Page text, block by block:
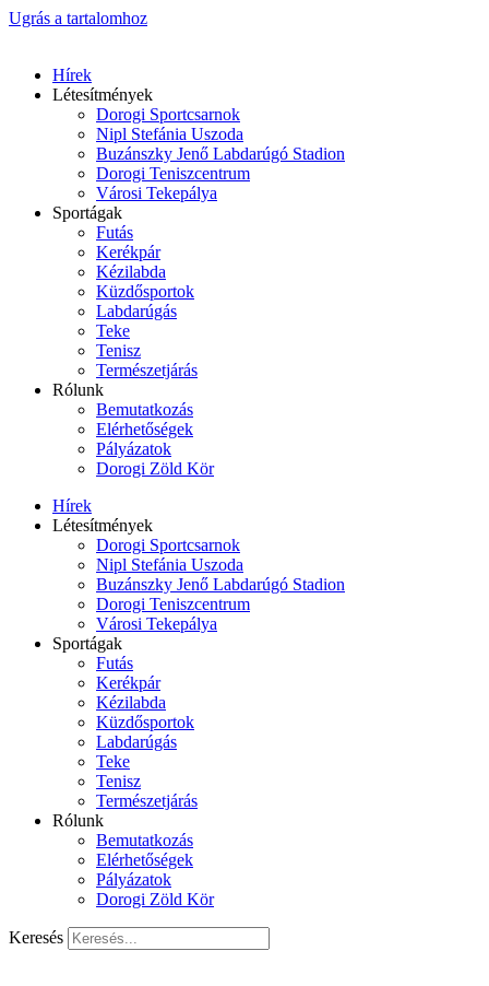
Ugrás a tartalomhoz
Hírek
Létesítmények
Dorogi Sportcsarnok
Nipl Stefánia Uszoda
Buzánszky Jenő Labdarúgó Stadion
Dorogi Teniszcentrum
Városi Tekepálya
Sportágak
Futás
Kerékpár
Kézilabda
Küzdősportok
Labdarúgás
Teke
Tenisz
Természetjárás
Rólunk
Bemutatkozás
Elérhetőségek
Pályázatok
Dorogi Zöld Kör
Hírek
Létesítmények
Dorogi Sportcsarnok
Nipl Stefánia Uszoda
Buzánszky Jenő Labdarúgó Stadion
Dorogi Teniszcentrum
Városi Tekepálya
Sportágak
Futás
Kerékpár
Kézilabda
Küzdősportok
Labdarúgás
Teke
Tenisz
Természetjárás
Rólunk
Bemutatkozás
Elérhetőségek
Pályázatok
Dorogi Zöld Kör
Keresés